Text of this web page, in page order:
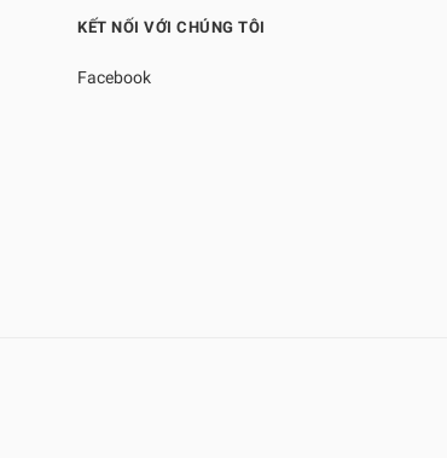
KẾT NỐI VỚI CHÚNG TÔI
Facebook